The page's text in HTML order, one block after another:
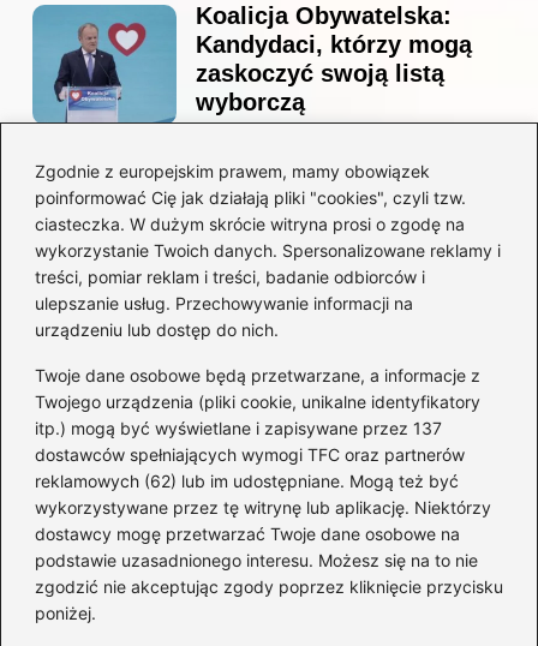
Zgodnie z europejskim prawem, mamy obowiązek
poinformować Cię jak działają pliki "cookies", czyli tzw.
ciasteczka. W dużym skrócie witryna prosi o zgodę na
wykorzystanie Twoich danych. Spersonalizowane reklamy i
treści, pomiar reklam i treści, badanie odbiorców i
ulepszanie usług. Przechowywanie informacji na
urządzeniu lub dostęp do nich.
Twoje dane osobowe będą przetwarzane, a informacje z
Twojego urządzenia (pliki cookie, unikalne identyfikatory
itp.) mogą być wyświetlane i zapisywane przez 137
dostawców spełniających wymogi TFC oraz partnerów
reklamowych (62) lub im udostępniane. Mogą też być
wykorzystywane przez tę witrynę lub aplikację. Niektórzy
dostawcy mogę przetwarzać Twoje dane osobowe na
podstawie uzasadnionego interesu. Możesz się na to nie
zgodzić nie akceptując zgody poprzez kliknięcie przycisku
poniżej.
Koalicja Obywatelska:
Kandydaci, którzy mogą
zaskoczyć swoją listą
wyborczą
Co naprawdę sprzedał
Tusk? Zaskakujące kulisy
wyprzedaży spółek
państwowych
Borys Budka: odkryj kulisy
jego fascynującej kariery
politycznej
Zaskakujące fakty o
przynależności Tuska: W
jakiej partii naprawdę